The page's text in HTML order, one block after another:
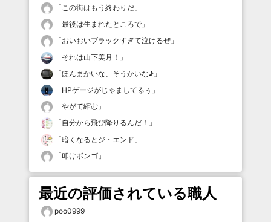
「この街はもう終わりだ 」
「最後は生まれたところで 」
「おいおいブラックすぎて泣けるぜ」
「それは山下美月！ 」
「ほんまかいな、そうかいな♪ 」
「HPゲージがじゃましてるぅ 」
「やがて縮む 」
「自分から飛び降りるんだ！ 」
「暗くなるとジ・エンド 」
「叩けボンゴ 」
最近の評価されている職人
poo0999